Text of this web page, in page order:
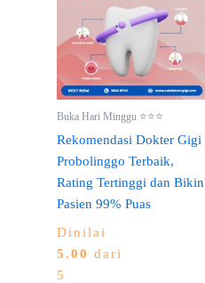
Buka Hari Minggu ⭐⭐⭐
Rekomendasi Dokter Gigi
Probolinggo Terbaik,
Rating Tertinggi dan Bikin
Pasien 99% Puas
Dinilai
5.00 dari
5